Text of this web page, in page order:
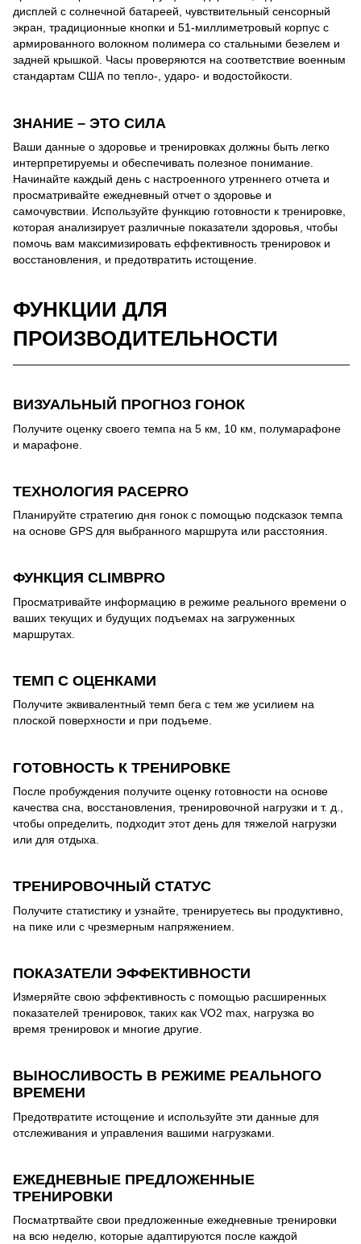
дисплей с солнечной батареей, чувствительный сенсорный
экран, традиционные кнопки и 51-миллиметровый корпус с
армированного волокном полимера со стальными безелем и
задней крышкой. Часы проверяются на соответствие военным
стандартам США по тепло-, ударо- и водостойкости.
ЗНАНИЕ – ЭТО СИЛА
Ваши данные о здоровье и тренировках должны быть легко
интерпретируемы и обеспечивать полезное понимание.
Начинайте каждый день с настроенного утреннего отчета и
просматривайте ежедневный отчет о здоровье и
самочувствии. Используйте функцию готовности к тренировке,
которая анализирует различные показатели здоровья, чтобы
помочь вам максимизировать еффективность тренировок и
восстановления, и предотвратить истощение.
ФУНКЦИИ ДЛЯ
ПРОИЗВОДИТЕЛЬНОСТИ
ВИЗУАЛЬНЫЙ ПРОГНОЗ ГОНОК
Получите оценку своего темпа на 5 км, 10 км, полумарафоне
и марафоне.
ТЕХНОЛОГИЯ PACEPRO
Планируйте стратегию дня гонок с помощью подсказок темпа
на основе GPS для выбранного маршрута или расстояния.
ФУНКЦИЯ CLIMBPRO
Просматривайте информацию в режиме реального времени о
ваших текущих и будущих подъемах на загруженных
маршрутах.
ТЕМП С ОЦЕНКАМИ
Получите эквивалентный темп бега с тем же усилием на
плоской поверхности и при подъеме.
ГОТОВНОСТЬ К ТРЕНИРОВКЕ
После пробуждения получите оценку готовности на основе
качества сна, восстановления, тренировочной нагрузки и т. д.,
чтобы определить, подходит этот день для тяжелой нагрузки
или для отдыха.
ТРЕНИРОВОЧНЫЙ СТАТУС
Получите статистику и узнайте, тренируетесь вы продуктивно,
на пике или с чрезмерным напряжением.
ПОКАЗАТЕЛИ ЭФФЕКТИВНОСТИ
Измеряйте свою эффективность с помощью расширенных
показателей тренировок, таких как VO2 max, нагрузка во
время тренировок и многие другие.
ВЫНОСЛИВОСТЬ В РЕЖИМЕ РЕАЛЬНОГО
ВРЕМЕНИ
Предотвратите истощение и используйте эти данные для
отслеживания и управления вашими нагрузками.
ЕЖЕДНЕВНЫЕ ПРЕДЛОЖЕННЫЕ
ТРЕНИРОВКИ
Посматртвайте свои предложенные ежедневные тренировки
на всю неделю, которые адаптируются после каждой